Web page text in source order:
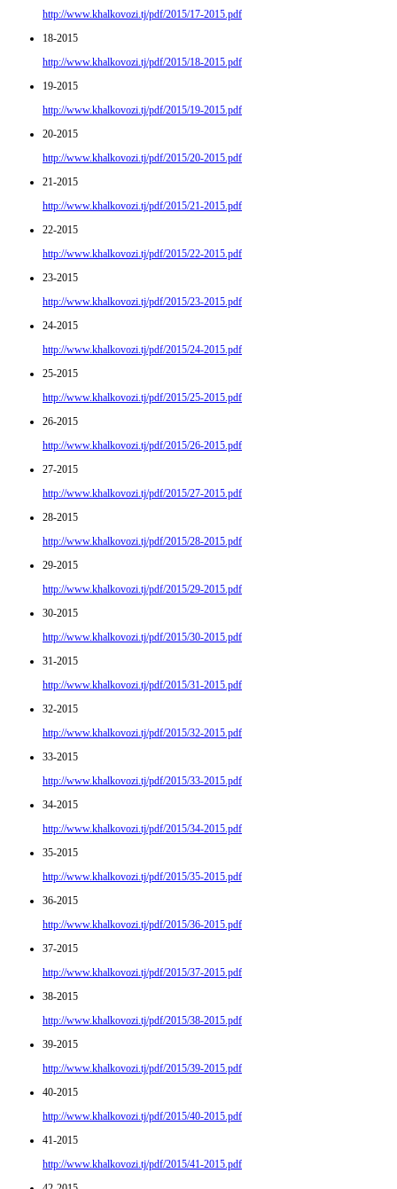
http://www.khalkovozi.tj/pdf/2015/17-2015.pdf
18-2015
http://www.khalkovozi.tj/pdf/2015/18-2015.pdf
19-2015
http://www.khalkovozi.tj/pdf/2015/19-2015.pdf
20-2015
http://www.khalkovozi.tj/pdf/2015/20-2015.pdf
21-2015
http://www.khalkovozi.tj/pdf/2015/21-2015.pdf
22-2015
http://www.khalkovozi.tj/pdf/2015/22-2015.pdf
23-2015
http://www.khalkovozi.tj/pdf/2015/23-2015.pdf
24-2015
http://www.khalkovozi.tj/pdf/2015/24-2015.pdf
25-2015
http://www.khalkovozi.tj/pdf/2015/25-2015.pdf
26-2015
http://www.khalkovozi.tj/pdf/2015/26-2015.pdf
27-2015
http://www.khalkovozi.tj/pdf/2015/27-2015.pdf
28-2015
http://www.khalkovozi.tj/pdf/2015/28-2015.pdf
29-2015
http://www.khalkovozi.tj/pdf/2015/29-2015.pdf
30-2015
http://www.khalkovozi.tj/pdf/2015/30-2015.pdf
31-2015
http://www.khalkovozi.tj/pdf/2015/31-2015.pdf
32-2015
http://www.khalkovozi.tj/pdf/2015/32-2015.pdf
33-2015
http://www.khalkovozi.tj/pdf/2015/33-2015.pdf
34-2015
http://www.khalkovozi.tj/pdf/2015/34-2015.pdf
35-2015
http://www.khalkovozi.tj/pdf/2015/35-2015.pdf
36-2015
http://www.khalkovozi.tj/pdf/2015/36-2015.pdf
37-2015
http://www.khalkovozi.tj/pdf/2015/37-2015.pdf
38-2015
http://www.khalkovozi.tj/pdf/2015/38-2015.pdf
39-2015
http://www.khalkovozi.tj/pdf/2015/39-2015.pdf
40-2015
http://www.khalkovozi.tj/pdf/2015/40-2015.pdf
41-2015
http://www.khalkovozi.tj/pdf/2015/41-2015.pdf